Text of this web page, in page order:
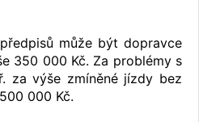
může být dopravce
350 000 Kč. Za problémy s
za výše zmíněné jízdy bez
000 Kč.